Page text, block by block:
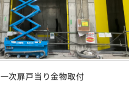
一次扉戸当り金物取付